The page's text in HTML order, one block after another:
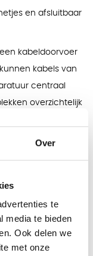
Over
te
media te bieden
Ook delen we
met onze
en afsluitbaar
kabeldoorvoer
kabels van
centraal
overzichtelijk
cm. Daarmee kan
de gebruiker dan
licht eiken,